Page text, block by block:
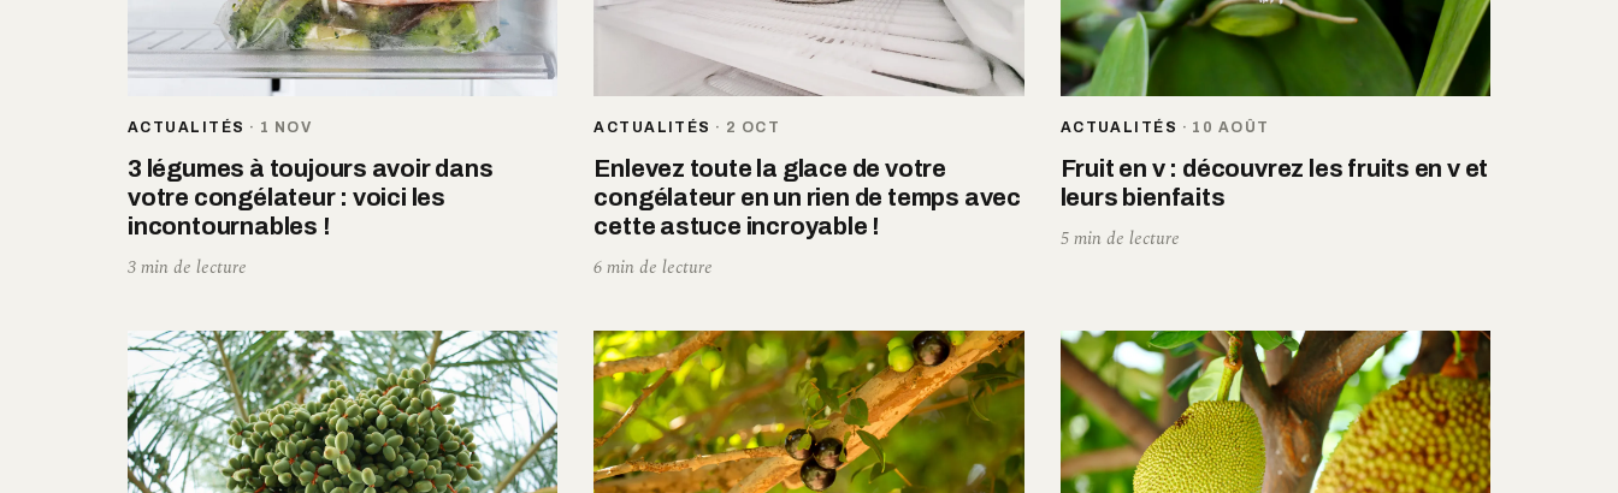
ACTUALITÉS · 1 NOV
3 légumes à toujours avoir dans
votre congélateur : voici les
incontournables !
3 min de lecture
ACTUALITÉS · 2 OCT
Enlevez toute la glace de votre
congélateur en un rien de temps avec
cette astuce incroyable !
6 min de lecture
ACTUALITÉS · 10 AOÛT
Fruit en v : découvrez les fruits en v et
leurs bienfaits
5 min de lecture